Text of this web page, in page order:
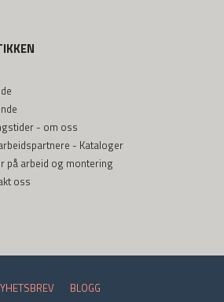
- om oss
- Kataloger
på arbeid og montering
oss
BLOGG